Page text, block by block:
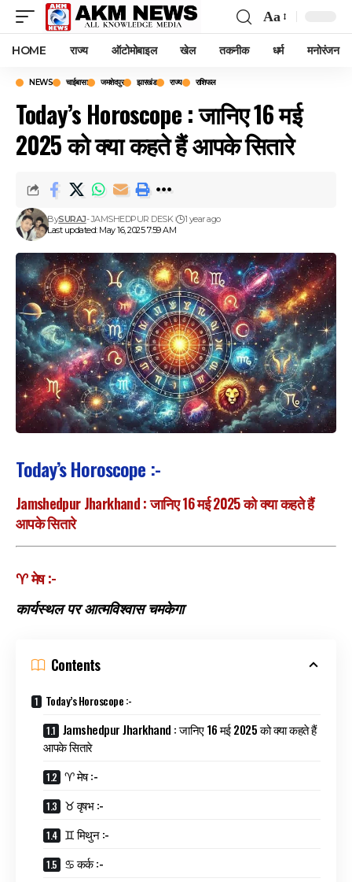
Font
Aa
HOME राज्य ऑटोमोबाइल खेल तकनीक धर्म मनोरंजन
NEWS चाईबासा जमशेदपुर झारखंड राज्य राशिफल
Today’s Horoscope : जानिए 16 मई
2025 को क्या कहते हैं आपके सितारे
Last updated: May 16, 2025 7:59 AM
BySURAJ- JAMSHEDPUR DESK 1 year ago
Today’s Horoscope :-
Jamshedpur Jharkhand : जानिए 16 मई 2025 को क्या कहते हैं
आपके सितारे
♈ मेष :-
कार्यस्थल पर आत्मविश्वास चमकेगा
Contents
Today’s Horoscope :-
Jamshedpur Jharkhand : जानिए 16 मई 2025 को क्या कहते हैं
आपके सितारे
♈ मेष :-
♉ वृषभ :-
♊ मिथुन :-
♋ कर्क :-